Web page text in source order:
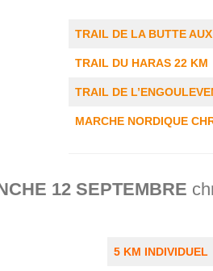
TRAIL DE LA BUTTE
TRAIL DU HARAS 22 KM
TRAIL DE
MARCHE NORDIQUE
12 SEPTEMBRE
5 KM INDIVIDUEL